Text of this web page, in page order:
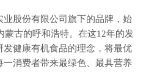
股份有限公司旗下的品牌，始
蒙古的呼和浩特。在这12年的发
健康有机食品的理念，将最优
消费者带来最绿色、最具营养